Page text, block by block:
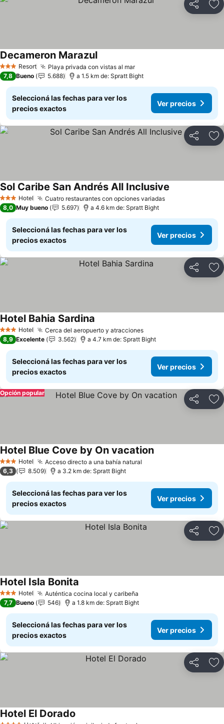
Compartir
3 EstrellasResort Playa privada con vistas al marVer precios
Decameron MarazulVer precios
7,8 Bueno 5.688 a 1.5 km de: Spratt Bight
Seleccioná las fechas para ver los
precios exactos
Ver precios
Compartir
3 Estrellas
Hotel Cuatro restaurantes con opciones variadasVer precios
Sol Caribe San Andrés All Inclusive
8,0 Muy bueno 5.697 a 4.6 km de: Spratt Bight
Seleccioná las fechas para ver los
precios exactos
Ver precios
Compartir
3 Estrellas
Hotel Cerca del aeropuerto y atraccionesVer precios
Hotel Bahia Sardina
8,9 Excelente 3.562 a 4.7 km de: Spratt Bight
Seleccioná las fechas para ver los
precios exactos
Ver precios
Compartir
Opción popular
3 Estrellas
Hotel Acceso directo a una bahía natural
Hotel Blue Cove by On vacationVer precios
6,3 8.509 a 3.2 km de: Spratt Bight
Seleccioná las fechas para ver los
precios exactos
Ver precios
Compartir
3 Estrellas
Hotel Auténtica cocina local y caribeña
Hotel Isla Bonita
7,7 Bueno 546 a 1.8 km de: Spratt Bight
Seleccioná las fechas para ver los
precios exactos
Ver precios
Compartir
Hotel El Dorado